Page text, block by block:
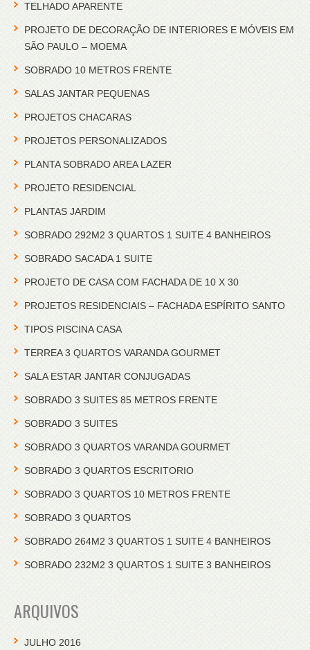
TELHADO APARENTE
PROJETO DE DECORAÇÃO DE INTERIORES E MÓVEIS EM
SÃO PAULO – MOEMA
SOBRADO 10 METROS FRENTE
SALAS JANTAR PEQUENAS
PROJETOS CHACARAS
PROJETOS PERSONALIZADOS
PLANTA SOBRADO AREA LAZER
PROJETO RESIDENCIAL
PLANTAS JARDIM
SOBRADO 292M2 3 QUARTOS 1 SUITE 4 BANHEIROS
SOBRADO SACADA 1 SUITE
PROJETO DE CASA COM FACHADA DE 10 X 30
PROJETOS RESIDENCIAIS – FACHADA ESPÍRITO SANTO
TIPOS PISCINA CASA
TERREA 3 QUARTOS VARANDA GOURMET
SALA ESTAR JANTAR CONJUGADAS
SOBRADO 3 SUITES 85 METROS FRENTE
SOBRADO 3 SUITES
SOBRADO 3 QUARTOS VARANDA GOURMET
SOBRADO 3 QUARTOS ESCRITORIO
SOBRADO 3 QUARTOS 10 METROS FRENTE
SOBRADO 3 QUARTOS
SOBRADO 264M2 3 QUARTOS 1 SUITE 4 BANHEIROS
SOBRADO 232M2 3 QUARTOS 1 SUITE 3 BANHEIROS
ARQUIVOS
JULHO 2016